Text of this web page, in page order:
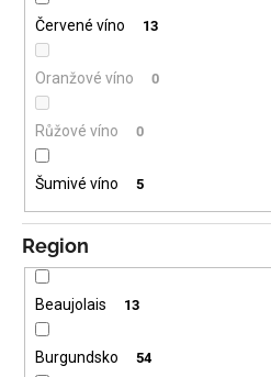
Červené víno 13
Oranžové víno 0
Růžové víno 0
Šumivé víno 5
Region
Beaujolais 13
Burgundsko 54